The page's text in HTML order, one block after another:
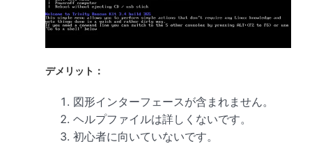
デメリット：
図形インターフェースが含まれません。
ヘルプファイルは詳しくないです。
初心者に向いていないです。